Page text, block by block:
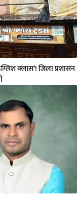
क्लास’! जिला प्रशासन